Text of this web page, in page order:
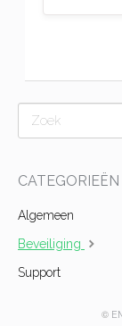
CATEGORIEËN
Algemeen
Beveiliging
Support
©